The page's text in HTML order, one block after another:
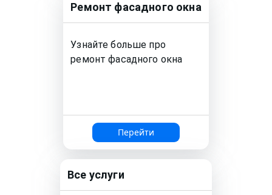
Ремонт фасадного окна
Узнайте больше про
ремонтфасадного окна
Перейти
Все услуги